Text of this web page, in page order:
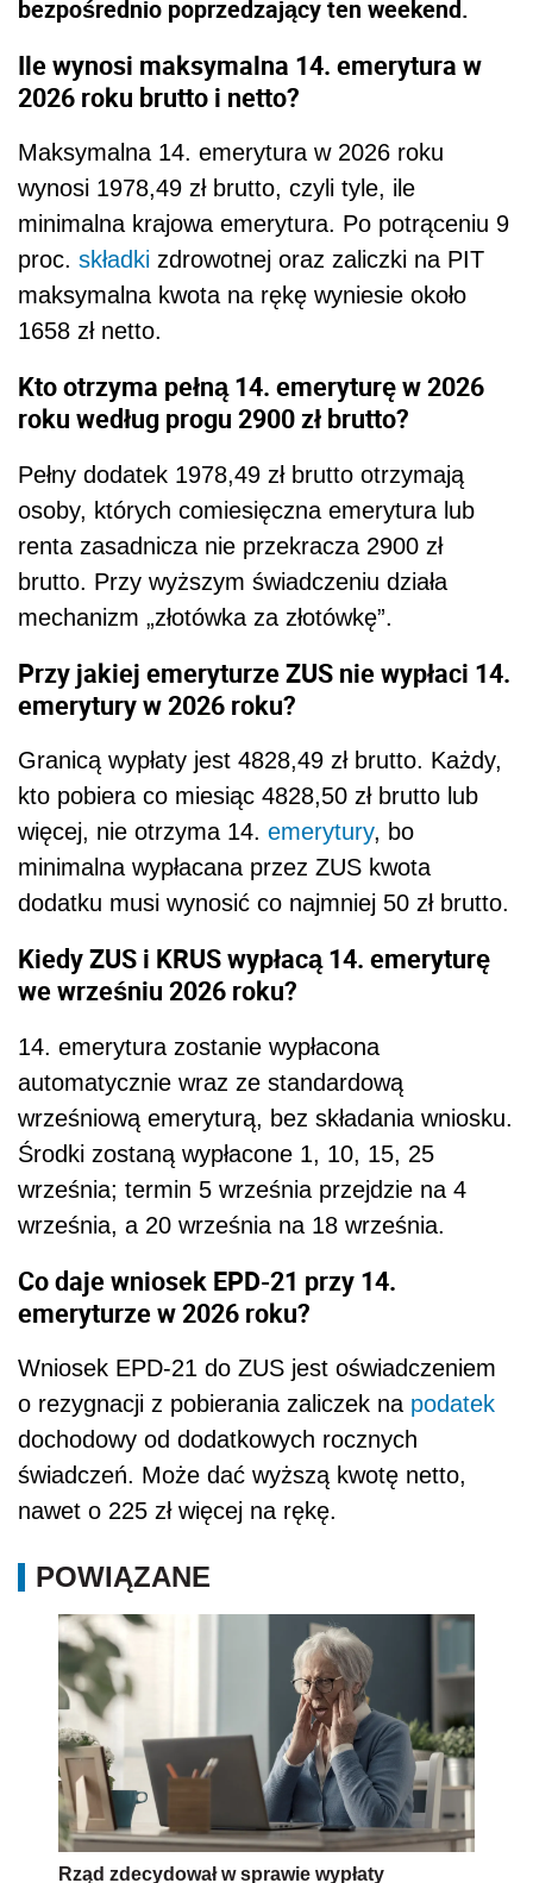
bezpośrednio poprzedzający ten weekend.
Ile wynosi maksymalna 14. emerytura w
2026 roku brutto i netto?
Maksymalna 14. emerytura w 2026 roku
wynosi 1978,49 zł brutto, czyli tyle, ile
minimalna krajowa emerytura. Po potrąceniu 9
proc. składki zdrowotnej oraz zaliczki na PIT
maksymalna kwota na rękę wyniesie około
1658 zł netto.
Kto otrzyma pełną 14. emeryturę w 2026
roku według progu 2900 zł brutto?
Pełny dodatek 1978,49 zł brutto otrzymają
osoby, których comiesięczna emerytura lub
renta zasadnicza nie przekracza 2900 zł
brutto. Przy wyższym świadczeniu działa
mechanizm „złotówka za złotówkę”.
Przy jakiej emeryturze ZUS nie wypłaci 14.
emerytury w 2026 roku?
Granicą wypłaty jest 4828,49 zł brutto. Każdy,
kto pobiera co miesiąc 4828,50 zł brutto lub
więcej, nie otrzyma 14. emerytury, bo
minimalna wypłacana przez ZUS kwota
dodatku musi wynosić co najmniej 50 zł brutto.
Kiedy ZUS i KRUS wypłacą 14. emeryturę
we wrześniu 2026 roku?
14. emerytura zostanie wypłacona
automatycznie wraz ze standardową
wrześniową emeryturą, bez składania wniosku.
Środki zostaną wypłacone 1, 10, 15, 25
września; termin 5 września przejdzie na 4
września, a 20 września na 18 września.
Co daje wniosek EPD-21 przy 14.
emeryturze w 2026 roku?
Wniosek EPD-21 do ZUS jest oświadczeniem
o rezygnacji z pobierania zaliczek na podatek
dochodowy od dodatkowych rocznych
świadczeń. Może dać wyższą kwotę netto,
nawet o 225 zł więcej na rękę.
POWIĄZANE
Rząd zdecydował w sprawie wypłaty